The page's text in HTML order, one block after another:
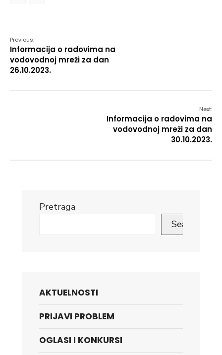
Previous:
Informacija o radovima na
vodovodnoj mreži za dan
26.10.2023.
Next:
Informacija o radovima na
vodovodnoj mreži za dan
30.10.2023.
Pretraga
Search
AKTUELNOSTI
PRIJAVI PROBLEM
OGLASI I KONKURSI